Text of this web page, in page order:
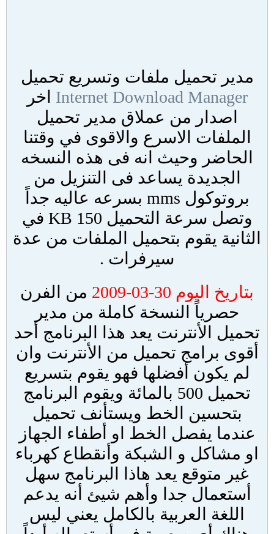
مدير تحميل ملفات وتسريع تحميل
Internet Download Manager اخر
اصدار من عملاق مدير تحميل
الملفات الاسرع والاقوى في وقتنا
الحاضر وحيث انه فى هذه النسخه
الجديدة يساعد فى التنزيل من
بروتوكول mms بسرعه عاليه جداً
وتصل سرعة التحميل 150 KB في
الثانية يقوم بتحميل الملفات من عدة
سيرفرات .
بتاريخ اليوم 30-03-2009
من الفرن
حصرياً النسخة كاملة من مدير
تحميل الأنترنت يعد هذا البرنامج أحد
أقوى برامج تحميل من الأنترنت وان
لم يكون أفضلها فهو يقوم بتسريع
تحميل 500 بالمائة ويقوم البرنامج
بتحسين الخط ويستأنف تحميل
عندما يفصل الخط او أطفاء الجهاز
او مشاكل و الشبكة وأنقطاع كهرباء
غير متوقع يعد هاذا البرنامج سهل
أستعمال جدا وأهم شيئ أنه يدعم
اللغة العربية بالكامل يعني ليس